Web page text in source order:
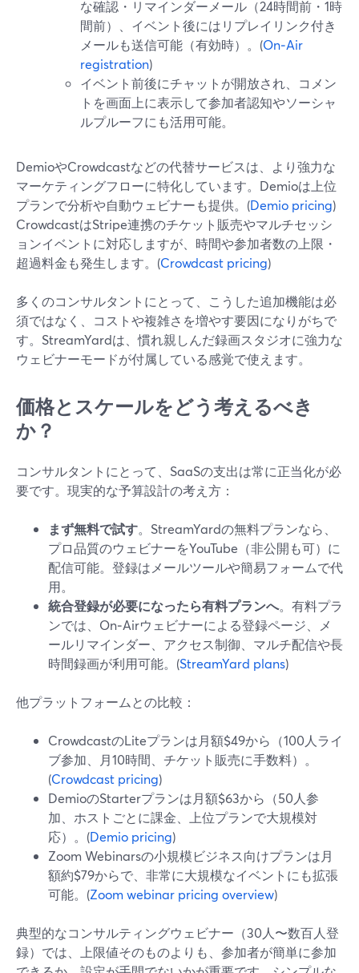
な確認・リマインダーメール（24時間前・1時
間前）、イベント後にはリプレイリンク付き
メールも送信可能（有効時）。(On‑Air
registration)
イベント前後にチャットが開放され、コメン
トを画面上に表示して参加者認知やソーシャ
ルプルーフにも活用可能。
DemioやCrowdcastなどの代替サービスは、より強力な
マーケティングフローに特化しています。Demioは上位
プランで分析や自動ウェビナーも提供。(Demio pricing)
CrowdcastはStripe連携のチケット販売やマルチセッシ
ョンイベントに対応しますが、時間や参加者数の上限・
超過料金も発生します。(Crowdcast pricing)
多くのコンサルタントにとって、こうした追加機能は必
須ではなく、コストや複雑さを増やす要因になりがちで
す。StreamYardは、慣れ親しんだ録画スタジオに強力な
ウェビナーモードが付属している感覚で使えます。
価格とスケールをどう考えるべき
か？
コンサルタントにとって、SaaSの支出は常に正当化が必
要です。現実的な予算設計の考え方：
まず無料で試す。StreamYardの無料プランなら、
プロ品質のウェビナーをYouTube（非公開も可）に
配信可能。登録はメールツールや簡易フォームで代
用。
統合登録が必要になったら有料プランへ。有料プラ
ンでは、On‑Airウェビナーによる登録ページ、メ
ールリマインダー、アクセス制御、マルチ配信や長
時間録画が利用可能。(StreamYard plans)
他プラットフォームとの比較：
CrowdcastのLiteプランは月額$49から（100人ライ
ブ参加、月10時間、チケット販売に手数料）。
(Crowdcast pricing)
DemioのStarterプランは月額$63から（50人参
加、ホストごとに課金、上位プランで大規模対
応）。(Demio pricing)
Zoom Webinarsの小規模ビジネス向けプランは月
額約$79からで、非常に大規模なイベントにも拡張
可能。(Zoom webinar pricing overview)
典型的なコンサルティングウェビナー（30人〜数百人登
録）では、上限値そのものよりも、参加者が簡単に参加